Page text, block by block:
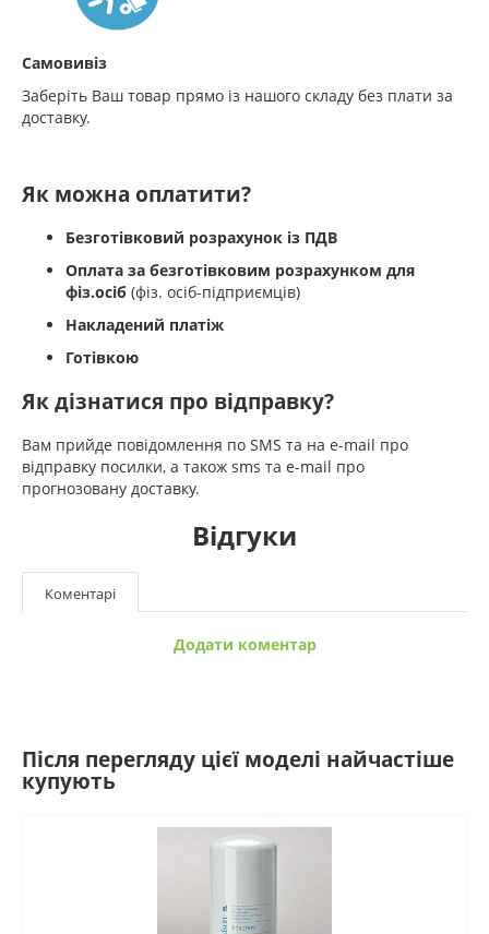
Самовивіз
Заберіть Ваш товар прямо із нашого складу без плати за
доставку.
Як можна оплатити?
Безготівковий розрахунок із ПДВ
Оплата за безготівковим розрахунком для
фіз.осіб (фіз. осіб-підприємців)
Накладений платіж
Готівкою
Як дізнатися про відправку?
Вам прийде повідомлення по SMS та на e-mail про
відправку посилки, а також sms та e-mail про
прогнозовану доставку.
Відгуки
Коментарі
Додати коментар
Після перегляду цієї моделі найчастіше
купують